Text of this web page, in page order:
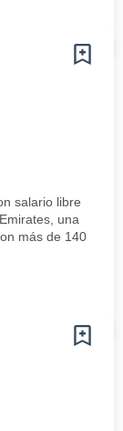
salario libre
una
más de 140